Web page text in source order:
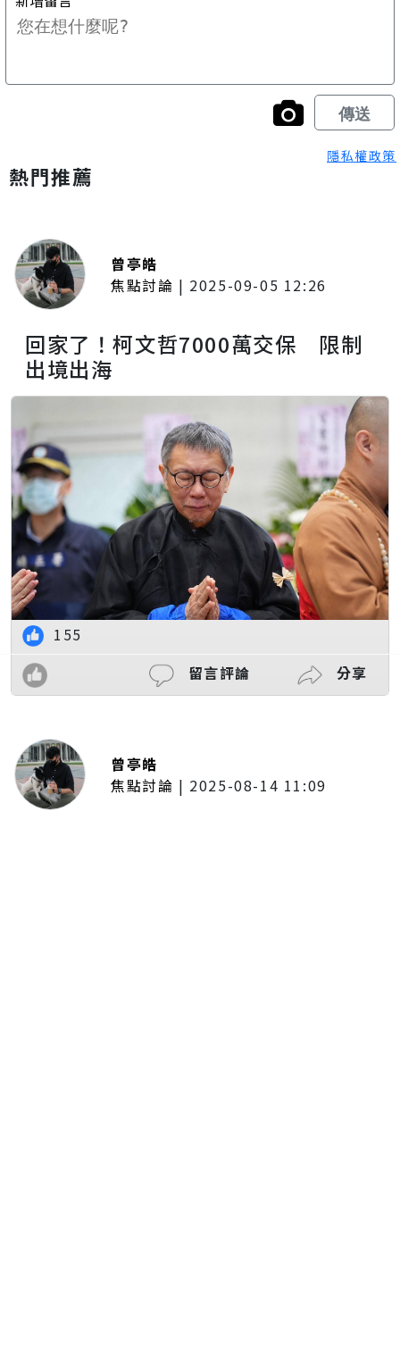
隱私權政策
熱門推薦
曾亭皓
焦點討論 | 2025-09-05 12:26
回家了！柯文哲7000萬交保 限制
出境出海
155
留言評論
分享
曾亭皓
焦點討論 | 2025-08-14 11:09